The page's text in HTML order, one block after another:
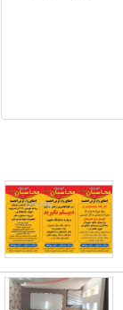
گزارش
دهید.